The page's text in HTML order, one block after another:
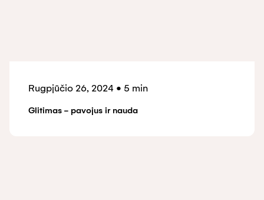
Rugpjūčio 26, 2024 • 5 min
Glitimas - pavojus ir nauda